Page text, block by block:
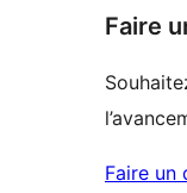
Faire
Faire un